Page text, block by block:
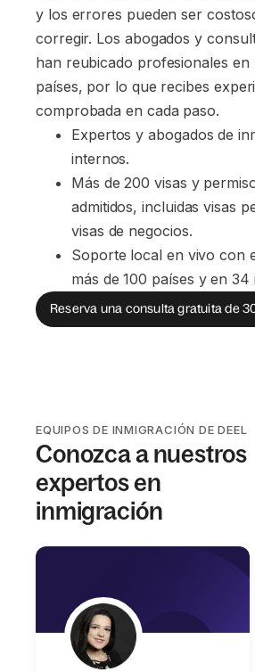
y los errores pueden ser
corregir. Los abogados y
han reubicado profesionales en
países, por lo que recibes
comprobada en cada paso.
Expertos y abogados de
internos.
Más de 200 visas y
admitidos, incluidas visas
visas de negocios.
Soporte local en vivo con
más de 100 países y en 34
Reserva una consulta gratuita de
EQUIPOS DE INMIGRACIÓN DE DEEL
Conozca a nuestros
expertos en
inmigración